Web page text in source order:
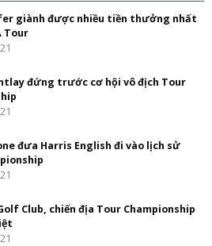
giành được nhiều tiền thưởng nhất
Tour
đứng trước cơ hội vô địch Tour
đưa Harris English đi vào lịch sử
Club, chiến địa Tour Championship